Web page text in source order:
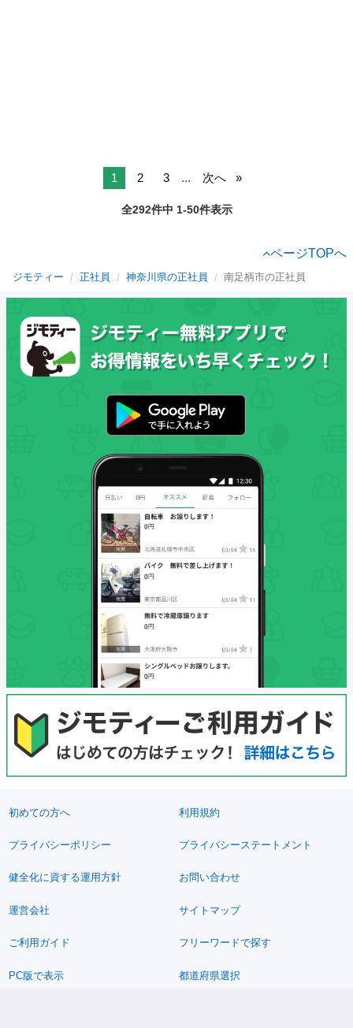
1 2 3 ... 次へ
全292件中 1-50件表示
ページTOPへ
ジモティー 正社員 神奈川県の正社員 南足柄市の正社員
初めての方へ 利用規約
プライバシーポリシー プライバシーステートメント
健全化に資する運用方針 お問い合わせ
運営会社 サイトマップ
ご利用ガイド フリーワードで探す
PC版で表示 都道府県選択